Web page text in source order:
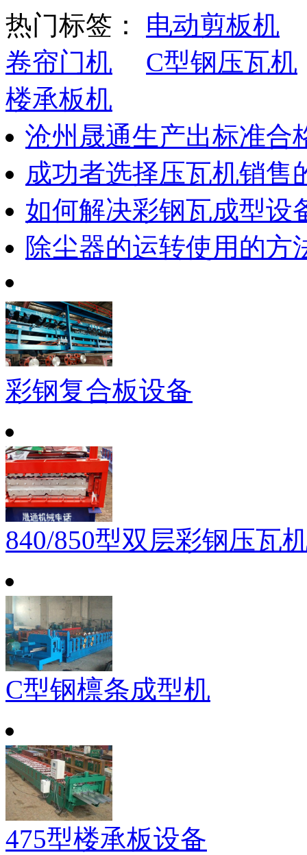
热门标签： 电动剪板机
卷帘门机
C型钢压瓦机
楼承板机
沧州晟通生产出标准合
成功者选择压瓦机销售
如何解决彩钢瓦成型设
除尘器的运转使用的方
彩钢复合板设备
840/850型双层彩钢压瓦
C型钢檩条成型机
475型楼承板设备